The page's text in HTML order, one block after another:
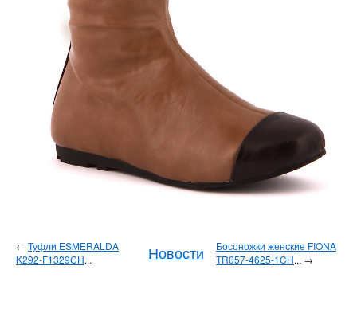
← Туфли ESMERALDA
K292-F1329CH... Новости
Босоножки женские FIONA
TR057-4625-1CH... →